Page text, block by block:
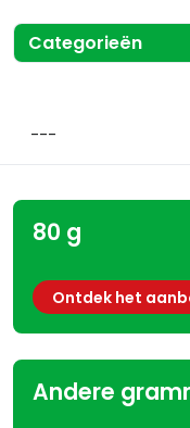
Categorieën
80 g
Ontdek het
Andere